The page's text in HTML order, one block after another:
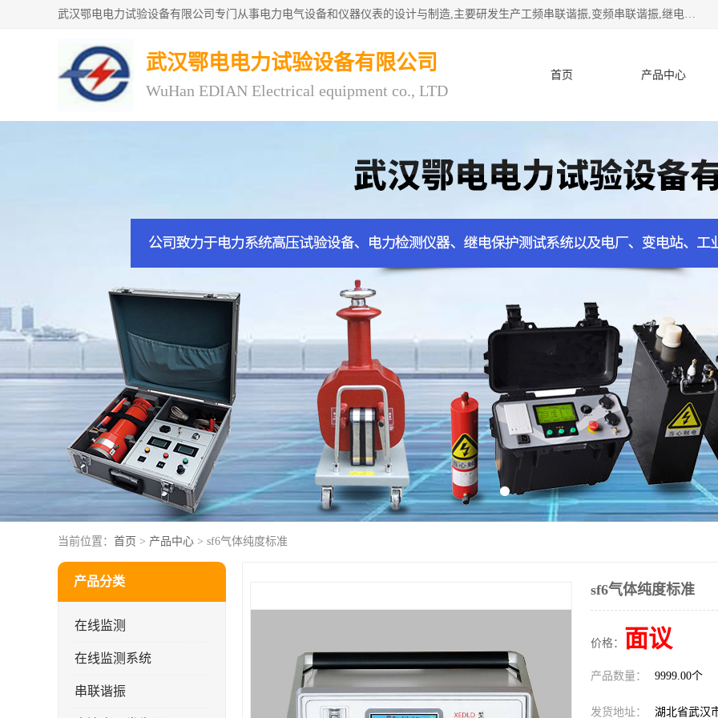
武汉鄂电电力试验设备有限公司专门从事电力电气设备和仪器仪表的设计与制造,主要研发生产工频串联谐振,变频串联谐振,继电保护测试仪,电缆故障测试仪,直流电阻测试仪,接地电阻测试仪等一百多种高品质产品.坚持奉行"质量一,客户至上"的服务宗旨。
武汉鄂电电力试验设备有限公司
WuHan EDIAN Electrical equipment co., LTD
首页 产品中心
当前位置： 首页 > 产品中心 > sf6气体纯度标准
产品分类
在线监测
在线监测系统
串联谐振
sf6气体纯度标准
价格： 面议
产品数量： 9999.00个
发货地址： 湖北省武汉